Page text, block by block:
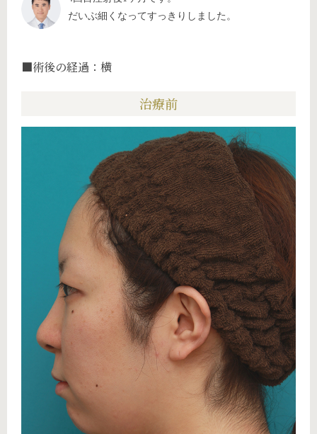
だいぶ細くなってすっきりしました。
■術後の経過：横
治療前